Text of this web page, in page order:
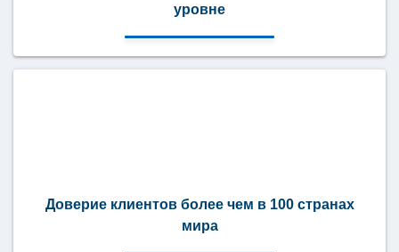
уровне
Доверие клиентов более чем в 100 странах
мира